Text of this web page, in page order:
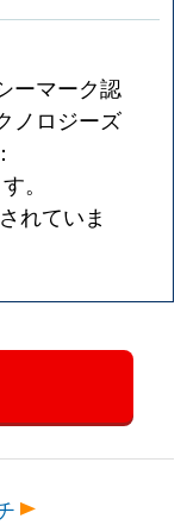
ーマーク認
ノロジーズ
。
れていま